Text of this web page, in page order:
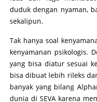
duduk dengan nyaman,
sekalipun.
Tak hanya soal
kenyamanan psikologis.
yang bisa diatur sesuai
bisa dibuat lebih rileks
banyak yang bilang
dunia di SEVA karena